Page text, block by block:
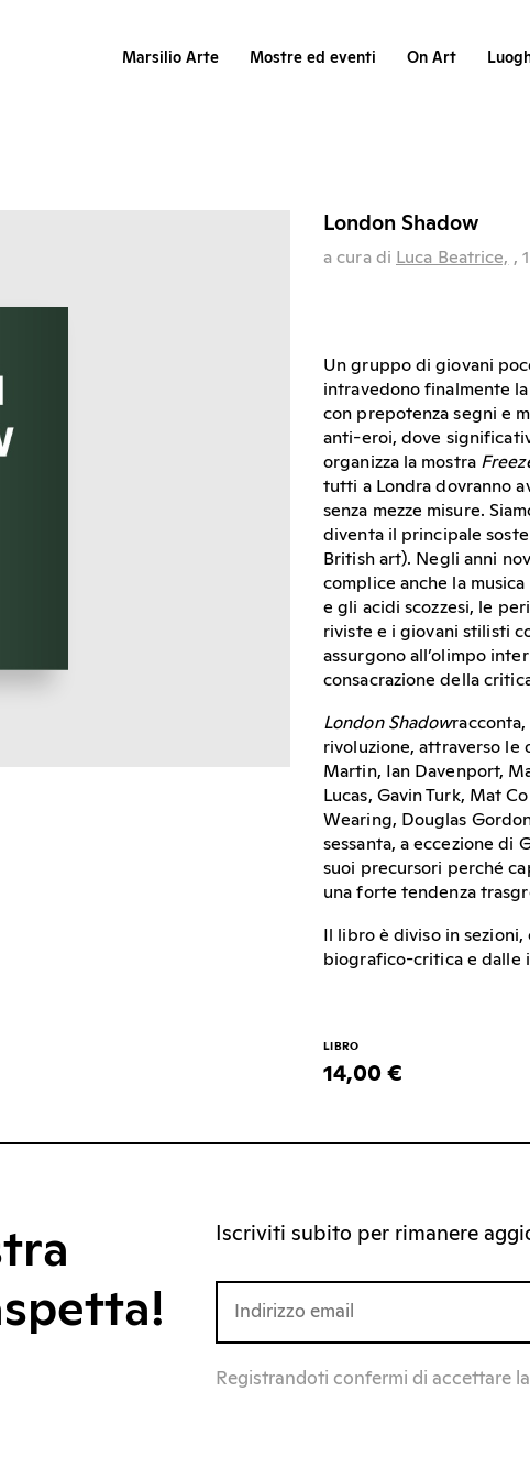
Marsilio Arte Mostre ed eventi On Art
London Shadow
a cura di Luca Beatrice, , 1
Un gruppo di giovani
intravedono finalmente
con prepotenza segni e
anti-eroi, dove
organizza la mostra
tutti a Londra dovranno
senza mezze misure.
diventa il principale
British art). Negli anni
complice anche la
e gli acidi scozzesi, le
riviste e i giovani stilisti
assurgono all’olimpo
consacrazione della
London Shadow
rivoluzione, attraverso le
Martin, Ian Davenport,
Lucas, Gavin Turk, Mat
Wearing, Douglas
sessanta, a eccezione di
suoi precursori perché
una forte tendenza
Il libro è diviso in
biografico-critica e dalle
LIBRO
14,00 €
Iscriviti subito per rimanere
Registrandoti confermi di accettare